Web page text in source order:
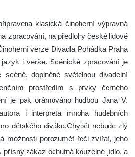
klasická činoherní výpravná
zpracování, na předlohy české lidové
verze Divadla Pohádka Praha
i verše. Scénické zpracování je
scéně, doplněné světelnou divadelní
prostředím s prvky černého
je pak orámováno hudbou Jana V.
i interpreta mnoha hudebních
dětského diváka.Chybět nebude zlý
možnosti porozumět řeči zvířat, jeho
zákaz ochutná kouzelné jídlo, a